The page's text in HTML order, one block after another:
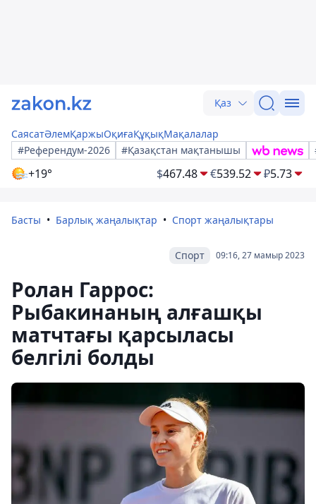
Қаз
СаясатӘлемҚаржыОқиғаҚұқықМақалалар
#Референдум-2026
#Қазақстан мақтанышы
+19° $467.48 €539.52 ₽5.73
Басты Барлық жаңалықтар Спорт жаңалықтары
09:16, 27 мамыр 2023
Спорт
Ролан Гаррос:
Рыбакинаның алғашқы
матчтағы қарсыласы
белгілі болды